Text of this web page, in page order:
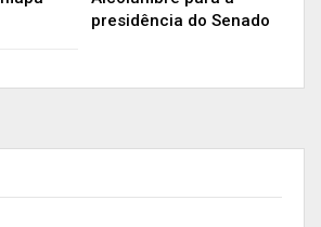
de, todos os dias, me
Responsabilidade a cumprir.
presidência do Senado